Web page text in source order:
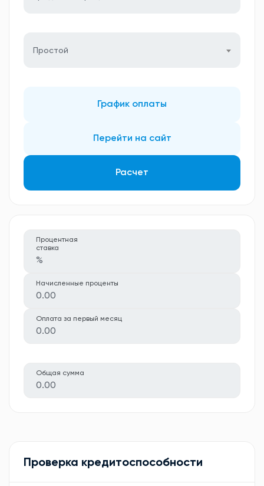
Простой
График оплаты
Перейти на сайт
Расчет
Процентная
ставка
%
Начисленные проценты
0.00
Оплата за первый месяц
0.00
Общая сумма
0.00
Проверка кредитоспособности